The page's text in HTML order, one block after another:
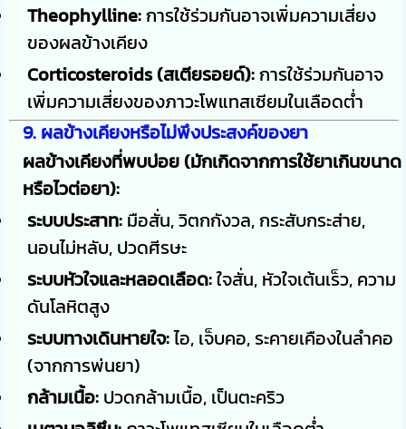
Theophylline:การใช้ร่วมกันอาจเพิ่มความเสี่ยง
ของผลข้างเคียง
Corticosteroids (สเตียรอยด์):การใช้ร่วมกันอาจ
เพิ่มความเสี่ยงของภาวะโพแทสเซียมในเลือดต่ำ
9. ผลข้างเคียงหรือไม่พึงประสงค์ของยา
ผลข้างเคียงที่พบบ่อย (มักเกิดจากการใช้ยาเกินขนาด
หรือไวต่อยา):
ระบบประสาท: มือสั่น, วิตกกังวล, กระสับกระส่าย,
นอนไม่หลับ, ปวดศีรษะ
ระบบหัวใจและหลอดเลือด:ใจสั่น, หัวใจเต้นเร็ว, ความ
ดันโลหิตสูง
ระบบทางเดินหายใจ:ไอ, เจ็บคอ, ระคายเคืองในลำคอ
(จากการพ่นยา)
กล้ามเนื้อ: ปวดกล้ามเนื้อ, เป็นตะคริว